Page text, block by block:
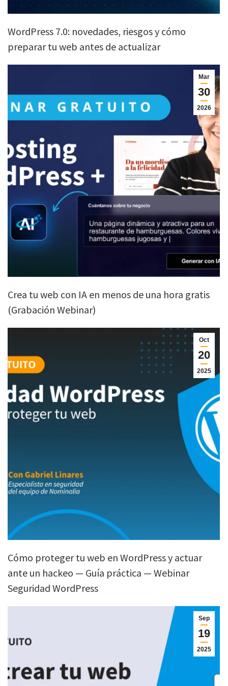
WordPress 7.0: novedades, riesgos y cómo
preparar tu web antes de actualizar
Mar
30
2026
Crea tu web con IA en menos de una hora gratis
(Grabación Webinar)
Oct
20
2025
Cómo proteger tu web en WordPress y actuar
ante un hackeo — Guía práctica — Webinar
Seguridad WordPress
Sep
19
2025